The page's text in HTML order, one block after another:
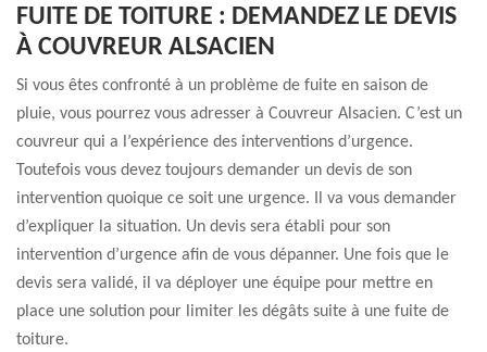
FUITE DE TOITURE : DEMANDEZ LE DEVIS
À COUVREUR ALSACIEN
Si vous êtes confronté à un problème de fuite en saison de
pluie, vous pourrez vous adresser à Couvreur Alsacien. C’est un
couvreur qui a l’expérience des interventions d’urgence.
Toutefois vous devez toujours demander un devis de son
intervention quoique ce soit une urgence. Il va vous demander
d’expliquer la situation. Un devis sera établi pour son
intervention d’urgence afin de vous dépanner. Une fois que le
devis sera validé, il va déployer une équipe pour mettre en
place une solution pour limiter les dégâts suite à une fuite de
toiture.